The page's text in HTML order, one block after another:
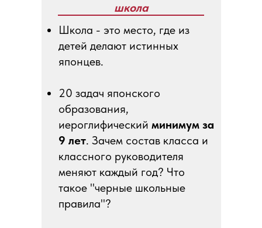
школа
Школа - это место, где из
детей делают истинных
японцев.
20 задач японского
образования,
иероглифический минимум за
9 лет. Зачем состав класса и
классного руководителя
меняют каждый год? Что
такое "черные школьные
правила"?